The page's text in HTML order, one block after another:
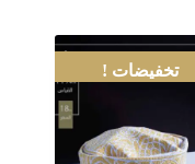
تخفيضات !